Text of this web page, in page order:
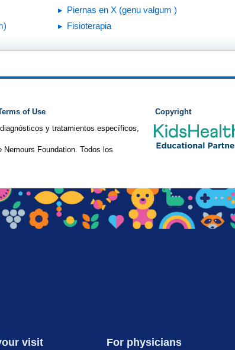
Piernas en X (genu valgum )
Fisioterapia
of Use
Copyright
y tratamientos específicos,
Foundation. Todos los
visit For physicians